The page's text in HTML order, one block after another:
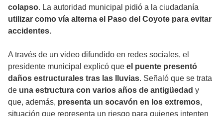
colapso. La autoridad municipal pidió a la ciudadanía
utilizar como vía alterna el Paso del Coyote para evitar
accidentes.
A través de un video difundido en redes sociales, el
presidente municipal explicó que el puente presentó
daños estructurales tras las lluvias. Señaló que se trata
de una estructura con varios años de antigüedad y
que, además, presenta un socavón en los extremos,
situación que representa un riesgo para quienes intenten